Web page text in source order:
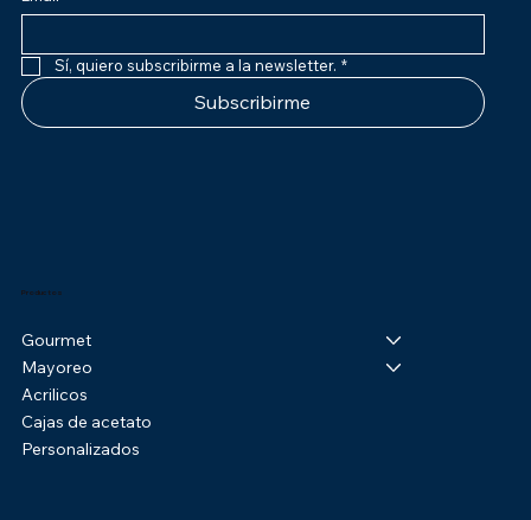
Sí, quiero subscribirme a la newsletter. *
Subscribirme
Productos
Gourmet
Mayoreo
Acrilicos
Cajas de acetato
Personalizados